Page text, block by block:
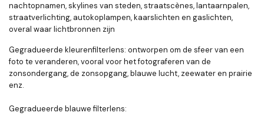
nachtopnamen, skylines van steden, straatscènes, lantaarnpalen,
straatverlichting, autokoplampen, kaarslichten en gaslichten,
overal waar lichtbronnen zijn
Gegradueerde kleurenfilterlens: ontworpen om de sfeer van een
foto te veranderen, vooral voor het fotograferen van de
zonsondergang, de zonsopgang, blauwe lucht, zeewater en prairie
enz.
Gegradueerde blauwe filterlens: